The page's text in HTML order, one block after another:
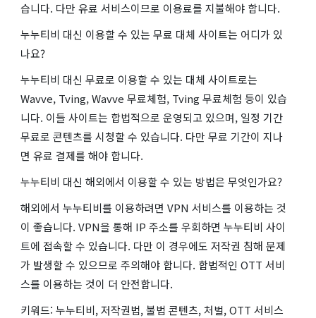
습니다. 다만 유료 서비스이므로 이용료를 지불해야 합니다.
누누티비 대신 이용할 수 있는 무료 대체 사이트는 어디가 있
나요?
누누티비 대신 무료로 이용할 수 있는 대체 사이트로는
Wavve, Tving, Wavve 무료체험, Tving 무료체험 등이 있습
니다. 이들 사이트는 합법적으로 운영되고 있으며, 일정 기간
무료로 콘텐츠를 시청할 수 있습니다. 다만 무료 기간이 지나
면 유료 결제를 해야 합니다.
누누티비 대신 해외에서 이용할 수 있는 방법은 무엇인가요?
해외에서 누누티비를 이용하려면 VPN 서비스를 이용하는 것
이 좋습니다. VPN을 통해 IP 주소를 우회하면 누누티비 사이
트에 접속할 수 있습니다. 다만 이 경우에도 저작권 침해 문제
가 발생할 수 있으므로 주의해야 합니다. 합법적인 OTT 서비
스를 이용하는 것이 더 안전합니다.
키워드: 누누티비, 저작권법, 불법 콘텐츠, 처벌, OTT 서비스